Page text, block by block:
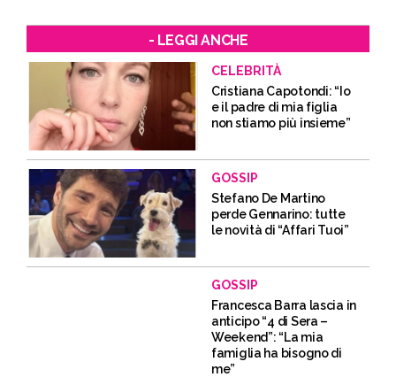
- LEGGI ANCHE
CELEBRITÀ
Cristiana Capotondi: “Io
e il padre di mia figlia
non stiamo più insieme”
GOSSIP
Stefano De Martino
perde Gennarino: tutte
le novità di “Affari Tuoi”
GOSSIP
Francesca Barra lascia in
anticipo “4 di Sera –
Weekend”: “La mia
famiglia ha bisogno di
me”